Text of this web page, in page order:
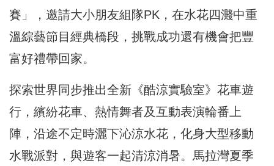
賽」，邀請大小朋友組隊PK，在水花四濺中重
溫綜藝節目經典橋段，挑戰成功還有機會把豐
富好禮帶回家。
探索世界同步推出全新《酷涼實驗室》花車遊
行，繽紛花車、熱情舞者及互動表演輪番上
陣，沿途不定時灑下沁涼水花，化身大型移動
水戰派對，與遊客一起清涼消暑。馬拉灣夏季